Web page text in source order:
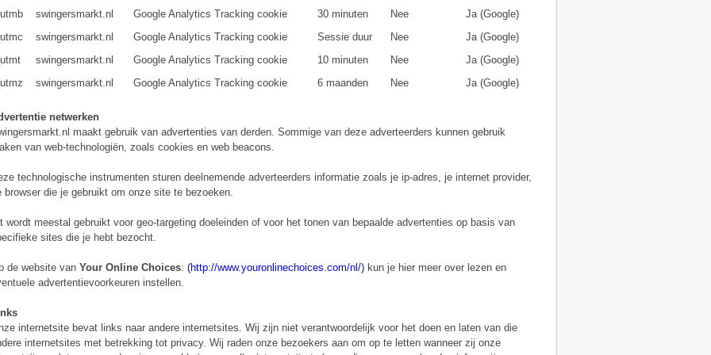
_utmb
swingersmarkt.nl Google Analytics Tracking cookie 30 minuten Nee
Ja (Google)
_utmc
swingersmarkt.nl Google Analytics Tracking cookie Sessie duur Nee
Ja (Google)
_utmt
swingersmarkt.nl Google Analytics Tracking cookie 10 minuten Nee
Ja (Google)
_utmz
swingersmarkt.nl Google Analytics Tracking cookie 6 maanden Nee Ja (Google)
netwerken
maakt gebruik van advertenties van derden. Sommige van deze adverteerders kunnen gebruik
van web-technologiën, zoals cookies en web beacons.
technologische instrumenten sturen deelnemende adverteerders informatie zoals je ip-adres, je internet provider,
browser die je gebruikt om onze site te bezoeken.
wordt meestal gebruikt voor geo-targeting doeleinden of voor het tonen van bepaalde advertenties op basis van
sites die je hebt bezocht.
de website van Your Online Choices: (http://www.youronlinechoices.com/nl/)kun je hier meer over lezen en
advertentievoorkeuren instellen.
internetsite bevat links naar andere internetsites. Wij zijn niet verantwoordelijk voor het doen en laten van die
internetsites met betrekking tot privacy. Wij raden onze bezoekers aan om op te letten wanneer zij onze